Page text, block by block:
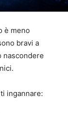
è meno
bravi a
nascondere
ingannare: